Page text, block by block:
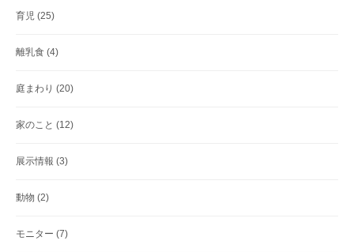
育児 (25)
離乳食 (4)
庭まわり (20)
家のこと (12)
展示情報 (3)
動物 (2)
モニター (7)